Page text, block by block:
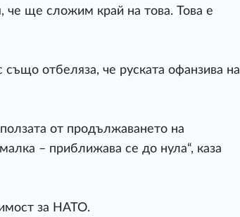
ще сложим край на това. Това е
отбеляза, че руската офанзива на
от продължаването на
– приближава се до нула“, каза
за НАТО.